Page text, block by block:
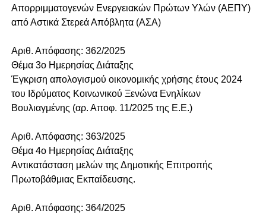
Απορριμματογενών Ενεργειακών Πρώτων Υλών (ΑΕΠΥ)
από Αστικά Στερεά Απόβλητα (ΑΣΑ)
Αριθ. Απόφασης: 362/2025
Θέμα 3o Ημερησίας Διάταξης
Έγκριση απολογισμού οικονομικής χρήσης έτους 2024
του Ιδρύματος Κοινωνικού Ξενώνα Ενηλίκων
Βουλιαγμένης (αρ. Αποφ. 11/2025 της Ε.Ε.)
Αριθ. Απόφασης: 363/2025
Θέμα 4o Ημερησίας Διάταξης
Αντικατάσταση μελών της Δημοτικής Επιτροπής
Πρωτοβάθμιας Εκπαίδευσης.
Αριθ. Απόφασης: 364/2025